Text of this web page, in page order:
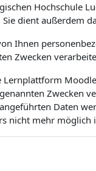
Hochschule
dient außerdem
Ihnen
Zwecken
Zwecken
Daten
nicht mehr